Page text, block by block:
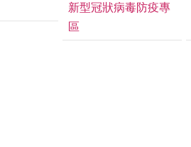
新型冠狀病毒防疫專
區